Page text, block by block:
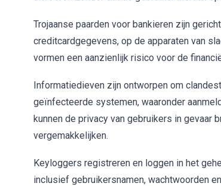
Trojaanse paarden voor bankieren zijn
creditcardgegevens, op de apparaten van
vormen een aanzienlijk risico voor de
Informatiedieven zijn ontworpen om
geïnfecteerde systemen, waaronder
kunnen de privacy van gebruikers in
vergemakkelijken.
Keyloggers registreren en loggen in het
inclusief gebruikersnamen, wachtwoorden